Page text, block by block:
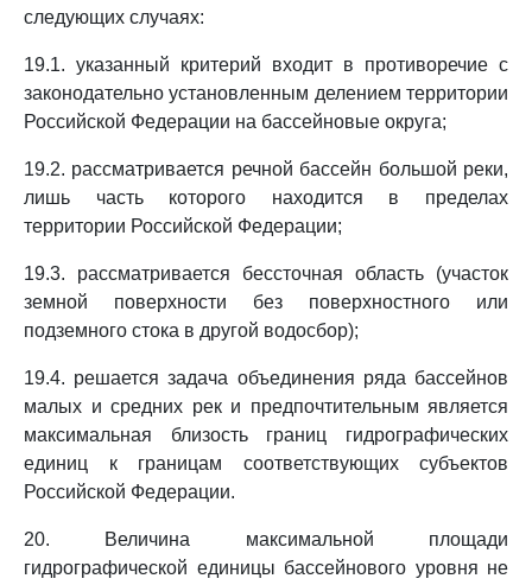
следующих случаях:
19.1. указанный критерий входит в противоречие с
законодательно установленным делением территории
Российской Федерации на бассейновые округа;
19.2. рассматривается речной бассейн большой реки,
лишь часть которого находится в пределах
территории Российской Федерации;
19.3. рассматривается бессточная область (участок
земной поверхности без поверхностного или
подземного стока в другой водосбор);
19.4. решается задача объединения ряда бассейнов
малых и средних рек и предпочтительным является
максимальная близость границ гидрографических
единиц к границам соответствующих субъектов
Российской Федерации.
20. Величина максимальной площади
гидрографической единицы бассейнового уровня не